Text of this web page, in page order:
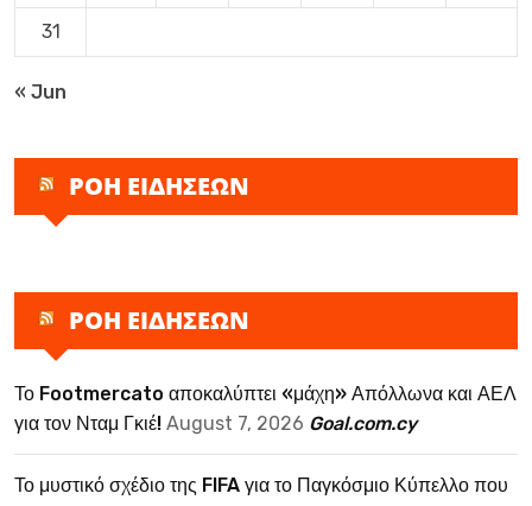
31
« Jun
ΡΟΗ ΕΙΔΗΣΕΩΝ
ΡΟΗ ΕΙΔΗΣΕΩΝ
Το Footmercato αποκαλύπτει «μάχη» Απόλλωνα και ΑΕΛ
για τον Νταμ Γκιέ! August 7, 2026 Goal.com.cy
Το μυστικό σχέδιο της FIFA για το Παγκόσμιο Κύπελλο που